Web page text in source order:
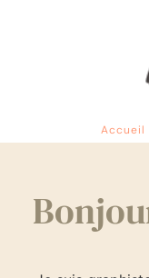
Accueil